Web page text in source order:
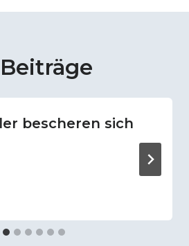
bescheren sich